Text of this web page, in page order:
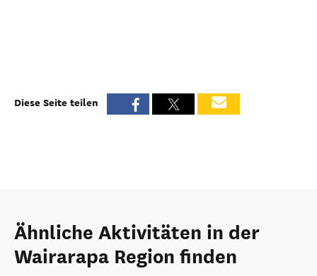
Diese Seite teilen
Ähnliche Aktivitäten in der
Wairarapa Region finden